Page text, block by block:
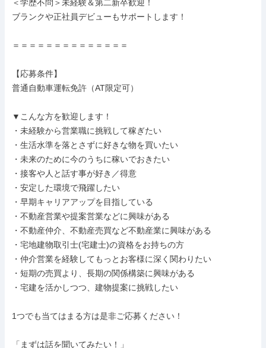
＜学歴不問＞未経験＆第二新卒歓迎！
ブランクや正社員デビューもサポートします！
＝＝＝＝＝＝＝＝＝＝＝＝＝＝
【応募条件】
普通自動車運転免許（AT限定可）
▼こんな方を歓迎します！
・未経験から営業職に挑戦して稼ぎたい
・生活水準を落とさずに好きな物を買いたい
・未来のために今のうちに稼いでおきたい
・接客や人と話す事が好き／得意
・安定した環境で飛躍したい
・早期キャリアアップを目指している
・不動産営業や提案営業などに興味がある
・不動産仲介、不動産売買など不動産業に興味がある
・宅地建物取引士(宅建士)の資格をお持ちの方
・仲介営業を経験してもっとお客様に深く関わりたい
・短期の売買より、長期の関係構築に興味がある
・宅建を活かしつつ、建物提案に挑戦したい
1つでも当てはまる方は是非ご応募ください！
「まずは話を聞いてみたい！」